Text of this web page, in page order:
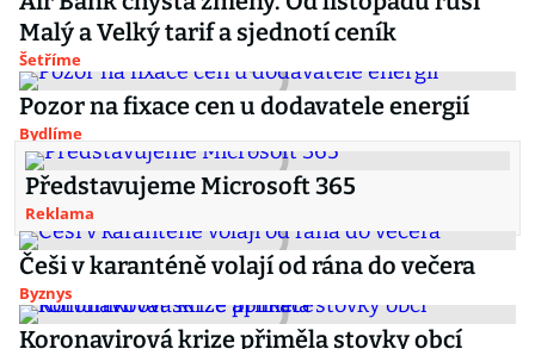
Malý a Velký tarif a sjednotí ceník
Šetříme
Pozor na fixace cen u dodavatele energií
Bydlíme
Představujeme Microsoft 365
Reklama
Češi v karanténě volají od rána do večera
Byznys
Koronavirová krize přiměla stovky obcí